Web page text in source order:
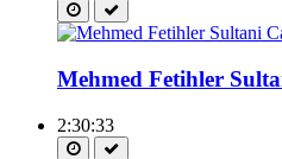
Mehmed Fetihler
2:30:33